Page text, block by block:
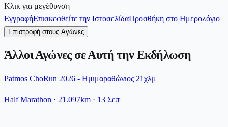
Κλικ για μεγέθυνση
ΕγγραφήΕπισκεφθείτε την ΙστοσελίδαΠροσθήκη στο Ημερολόγιο
Επιστροφή στους Αγώνες
Άλλοι Αγώνες σε Αυτή την Εκδήλωση
Patmos ChoRun 2026 - Ημιμαραθώνιος 21χλμ
Half Marathon · 21.097km · 13 Σεπ